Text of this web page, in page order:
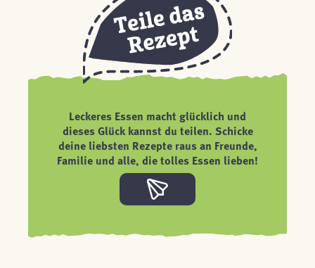
Leckeres Essen macht glücklich und
dieses Glück kannst du teilen. Schicke
deine liebsten Rezepte raus an Freunde,
Familie und alle, die tolles Essen lieben!